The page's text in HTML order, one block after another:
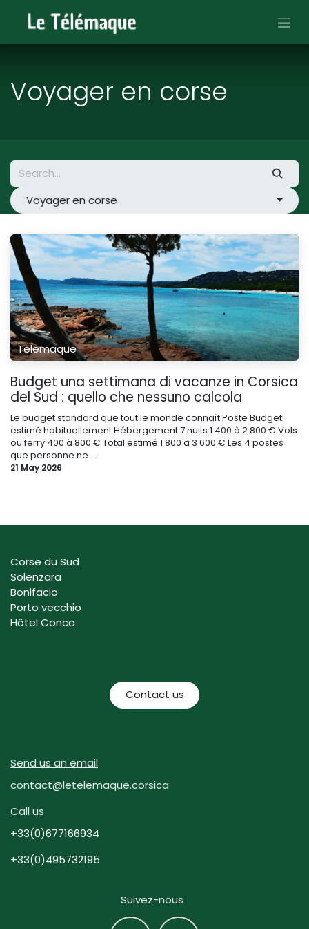
Voyager en corse
Voyager en corse
Telemaque
Budget una settimana di vacanze in Corsica
del Sud : quello che nessuno calcola
Le budget standard que tout le monde connaît Poste Budget
estimé habituellement Hébergement 7 nuits 1 400 à 2 800 € Vols
ou ferry 400 à 800 € Total estimé 1 800 à 3 600 € Les 4 postes
que personne ne ...
21 May 2026
Corse du Sud
Solenzara
Bonifacio
Porto vecchio
Hôtel Conca
Contact us
Send us an email
contact@letelemaque.corsica
Call us
+33(0)677166934
+33(0)495732195
Suivez-nous